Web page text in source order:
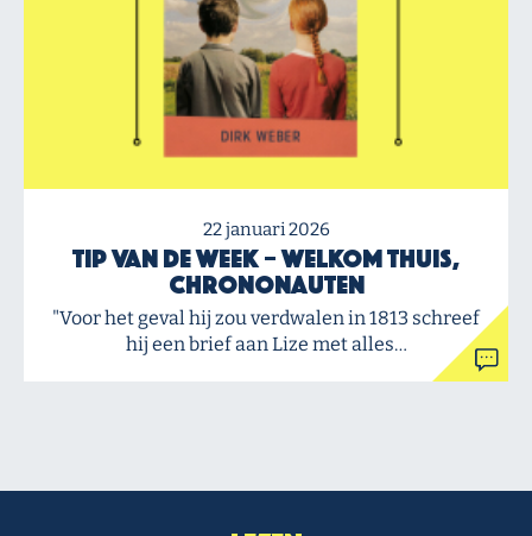
22 januari 2026
Tip van de Week – Welkom thuis,
chrononauten
"Voor het geval hij zou verdwalen in 1813 schreef
hij een brief aan Lize met alles…